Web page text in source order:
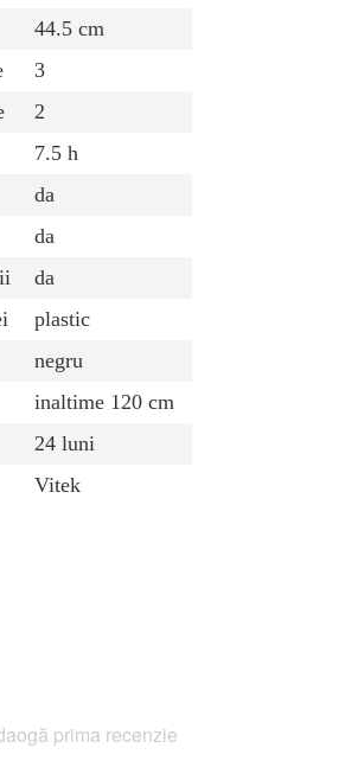
44.5 cm
3
2
7.5 h
da
da
da
plastic
negru
inaltime 120 cm
24 luni
Vitek
prima recenzie